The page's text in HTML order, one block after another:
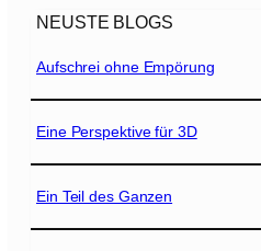
NEUSTE BLOGS
Aufschrei ohne Empörung
Eine Perspektive für 3D
Ein Teil des Ganzen